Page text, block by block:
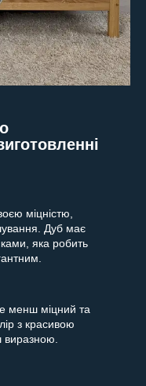
міцністю,
Дуб має
яка робить
менш міцний та
з красивою
виразною.